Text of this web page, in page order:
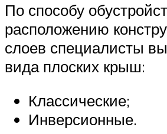
По способу
расположению
слоев специалисты
вида плоских крыш:
Классические;
Инверсионные.